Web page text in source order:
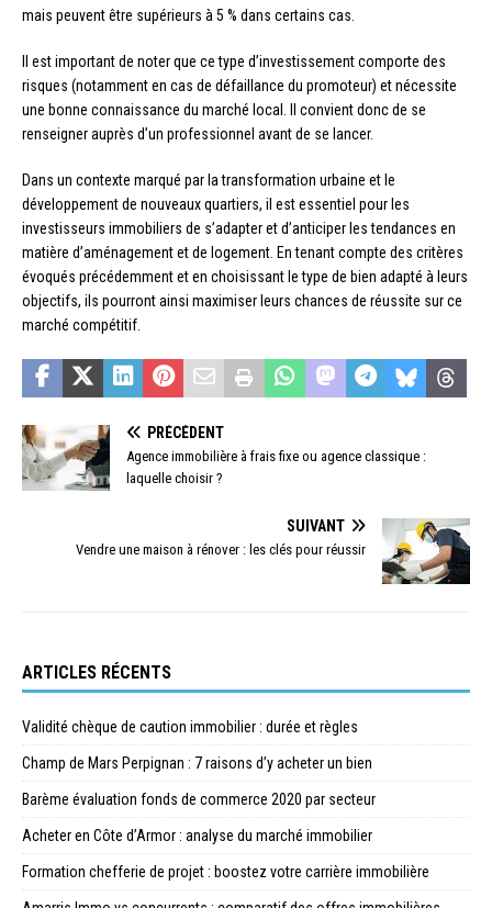
mais peuvent être supérieurs à 5 % dans certains cas.
Il est important de noter que ce type d’investissement comporte des
risques (notamment en cas de défaillance du promoteur) et nécessite
une bonne connaissance du marché local. Il convient donc de se
renseigner auprès d’un professionnel avant de se lancer.
Dans un contexte marqué par la transformation urbaine et le
développement de nouveaux quartiers, il est essentiel pour les
investisseurs immobiliers de s’adapter et d’anticiper les tendances en
matière d’aménagement et de logement. En tenant compte des critères
évoqués précédemment et en choisissant le type de bien adapté à leurs
objectifs, ils pourront ainsi maximiser leurs chances de réussite sur ce
marché compétitif.
PRÉCÉDENT
Agence immobilière à frais fixe ou agence classique :
laquelle choisir ?
SUIVANT
Vendre une maison à rénover : les clés pour réussir
ARTICLES RÉCENTS
Validité chèque de caution immobilier : durée et règles
Champ de Mars Perpignan : 7 raisons d’y acheter un bien
Barème évaluation fonds de commerce 2020 par secteur
Acheter en Côte d’Armor : analyse du marché immobilier
Formation chefferie de projet : boostez votre carrière immobilière